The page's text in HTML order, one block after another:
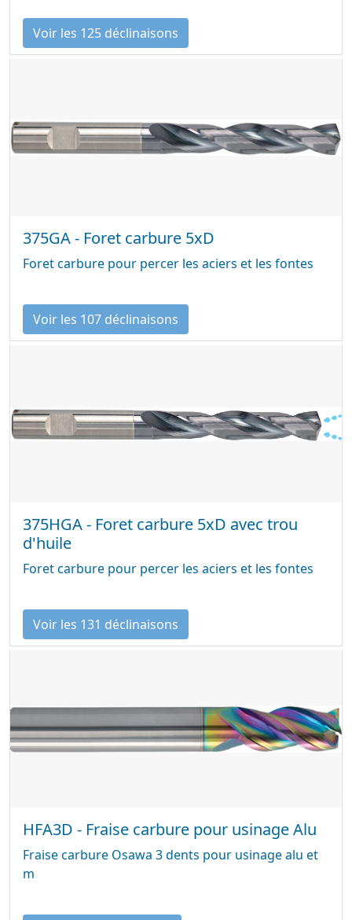
Voir les 125 déclinaisons
375GA - Foret carbure 5xD
Foret carbure pour percer les aciers et les fontes
Voir les 107 déclinaisons
375HGA - Foret carbure 5xD avec trou
d'huile
Foret carbure pour percer les aciers et les fontes
Voir les 131 déclinaisons
HFA3D - Fraise carbure pour usinage Alu
Fraise carbure Osawa 3 dents pour usinage alu et
m